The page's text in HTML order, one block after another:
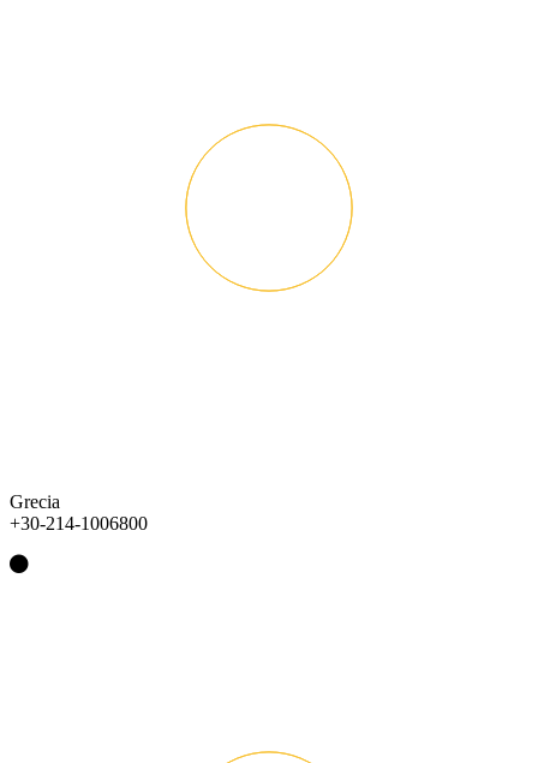
Grecia
+30-214-1006800